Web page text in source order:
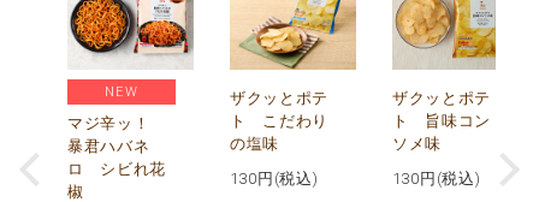
NEW
マジ辛ッ！
暴君ハバネ
ロ シビれ花
椒
ザクッとポテ
ト こだわり
の塩味
130 円(税込)
ザクッとポテ
ト 旨味コン
ソメ味
130 円(税込)